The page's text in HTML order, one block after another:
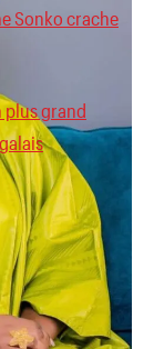
Sonko crache
plus grand